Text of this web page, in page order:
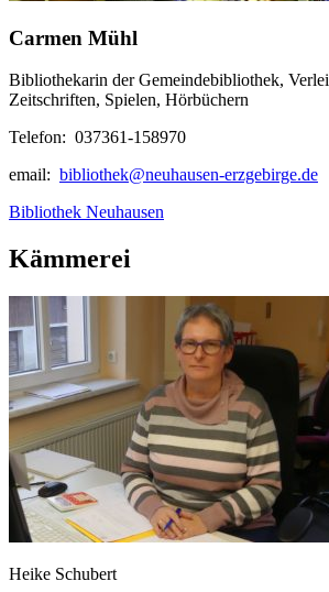
Carmen Mühl
Bibliothekarin der Gemeindebibliothek,
Zeitschriften, Spielen, Hörbüchern
Telefon: 037361-158970
email: bibliothek@neuhausen-erzgebirge.de
Bibliothek Neuhausen
Kämmerei
Heike Schubert